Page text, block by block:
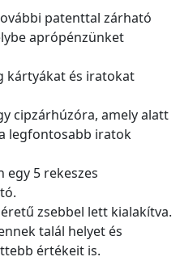
patenttal zárható
aprópénzünket
kártyákat és iratokat
cipzárhúzóra, amely alatt
legfontosabb iratok
egy 5 rekeszes
zsebbel lett kialakítva.
talál helyet és
értékeit is.